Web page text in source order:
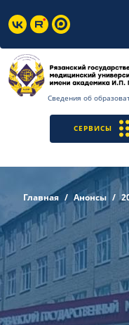
Сведения об
СЕРВИСЫ
Главная Анонсы